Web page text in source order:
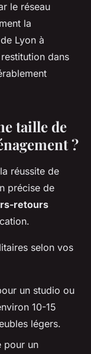
le réseau
la
Lyon à
dans
taille de
?
réussite de
précise de
retours
selon vos
un studio ou
10-15
légers.
pour un